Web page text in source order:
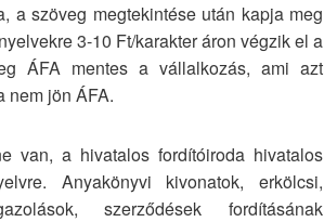
a szöveg megtekintése után kapja meg
3-10 Ft/karakter áron végzik el a
ÁFA mentes a vállalkozás, ami azt
nem jön ÁFA.
van, a hivatalos fordítóiroda hivatalos
Anyakönyvi kivonatok, erkölcsi,
szerződések fordításának